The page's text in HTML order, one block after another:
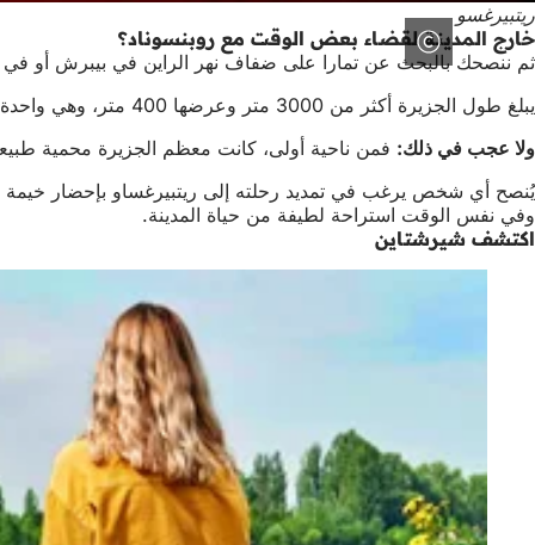
ريتبيرغسو
خارج المدينة لقضاء بعض الوقت مع روبنسوناد؟
ثم ننصحك بالبحث عن تمارا على ضفاف نهر الراين في بيبرش أو في
يبلغ طول الجزيرة أكثر من 3000 متر وعرضها 400 متر، وهي واحدة من أكبر جزر الراين، وهي موطن لعدد من الطيور مثل الطائرة الورقية السوداء، بالإضافة إلى طيور الكينغفيشر والعندليب والصقور وأنواع مختلفة من نقار الخشب.
ولا عجب في ذلك: فمن ناحية أولى، كانت معظم الجزيرة محمية طبيعية منذ عام 1978. وعلاوة على ذلك، فإن الظروف الطبيعية مثالية للطيور الجارحة: فنهر الراين
يُنصح أي شخص يرغب في تمديد رحلته إلى ريتبيرغساو بإحضار خيمة
وفي نفس الوقت استراحة لطيفة من حياة المدينة.
اكتشف شيرشتاين